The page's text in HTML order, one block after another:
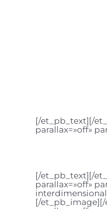
[/et_pb_text][/
parallax=»off»
[/et_pb_text][/
parallax=»off»
[/et_pb_image][/